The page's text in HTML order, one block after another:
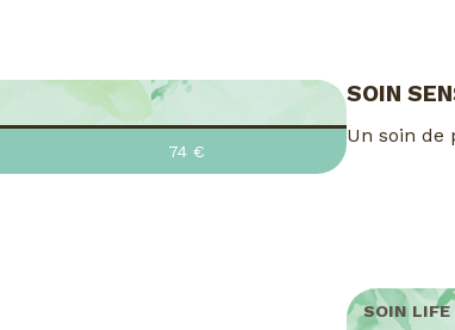
74 €
SOIN
Un soin de
SOIN LIFE